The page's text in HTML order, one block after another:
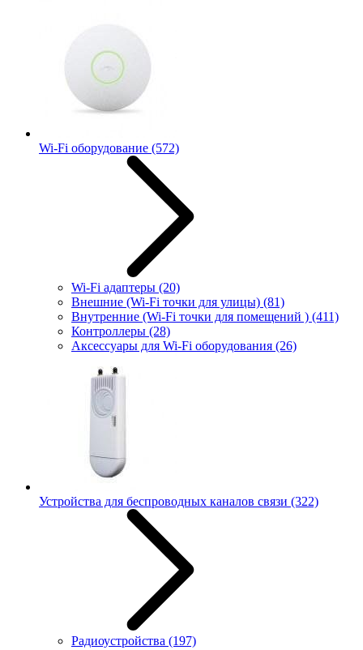
Wi-Fi оборудование (572)
Wi-Fi адаптеры (20)
Внешние (Wi-Fi точки для улицы) (81)
Внутренние (Wi-Fi точки для помещений ) (411)
Контроллеры (28)
Аксессуары для Wi-Fi оборудования (26)
Устройства для беспроводных каналов связи (322)
Радиоустройства (197)